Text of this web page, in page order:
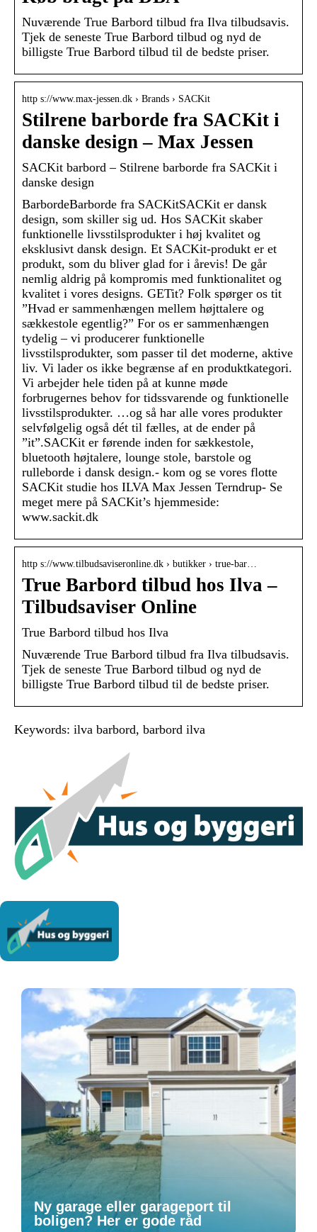
Nuværende True Barbord tilbud fra Ilva tilbudsavis.
Tjek de seneste True Barbord tilbud og nyd de
billigste True Barbord tilbud til de bedste priser.
http s://www.max-jessen.dk › Brands › SACKit
Stilrene barborde fra SACKit i
danske design – Max Jessen
SACKit barbord – Stilrene barborde fra SACKit i
danske design
BarbordeBarborde fra SACKitSACKit er dansk
design, som skiller sig ud. Hos SACKit skaber
funktionelle livsstilsprodukter i høj kvalitet og
eksklusivt dansk design. Et SACKit-produkt er et
produkt, som du bliver glad for i årevis! De går
nemlig aldrig på kompromis med funktionalitet og
kvalitet i vores designs. GETit? Folk spørger os tit
”Hvad er sammenhængen mellem højttalere og
sækkestole egentlig?” For os er sammenhængen
tydelig – vi producerer funktionelle
livsstilsprodukter, som passer til det moderne, aktive
liv. Vi lader os ikke begrænse af en produktkategori.
Vi arbejder hele tiden på at kunne møde
forbrugernes behov for tidssvarende og funktionelle
livsstilsprodukter. …og så har alle vores produkter
selvfølgelig også dét til fælles, at de ender på
”it”.SACKit er førende inden for sækkestole,
bluetooth højtalere, lounge stole, barstole og
rulleborde i dansk design.- kom og se vores flotte
SACKit studie hos ILVA Max Jessen Terndrup- Se
meget mere på SACKit’s hjemmeside:
www.sackit.dk
http s://www.tilbudsaviseronline.dk › butikker › true-bar…
True Barbord tilbud hos Ilva –
Tilbudsaviser Online
True Barbord tilbud hos Ilva
Nuværende True Barbord tilbud fra Ilva tilbudsavis.
Tjek de seneste True Barbord tilbud og nyd de
billigste True Barbord tilbud til de bedste priser.
Keywords: ilva barbord, barbord ilva
Ny garage eller garageport til
boligen? Her er gode råd